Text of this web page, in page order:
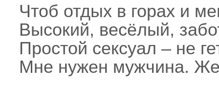
Чтоб отдых в горах и
Высокий, весёлый,
Простой сексуал – не
Мне нужен мужчина.